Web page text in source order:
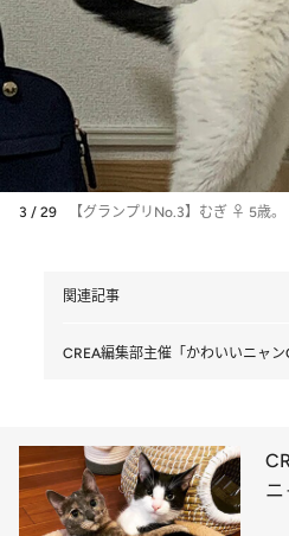
3 / 29 【グランプリNo.3】むぎ ♀ 5歳。
関連記事
CREA編集部主催「かわいいニャン
ニ